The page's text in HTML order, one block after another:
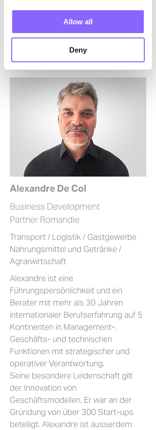
Allow all
Deny
Alexandre De Col
Business Development
Partner Romandie
Transport / Logistik / Gastgewerbe
Nahrungsmittel und Getränke /
Agrarwirtschaft
Alexandre ist eine
Führungspersönlichkeit und ein
Berater mit mehr als 30 Jahren
internationaler Berufserfahrung auf 5
Kontinenten in Management-,
Geschäfts- und technischen
Funktionen mit strategischer und
operativer Verantwortung.
Seine besondere Leidenschaft gilt
der Innovation von
Geschäftsmodellen. Er war an der
Gründung von über 300 Start-ups
beteiligt. Alexandre ist ausserdem